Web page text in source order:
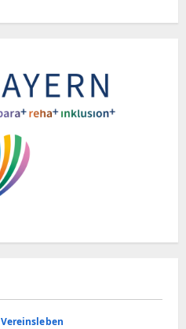
Vereinsleben